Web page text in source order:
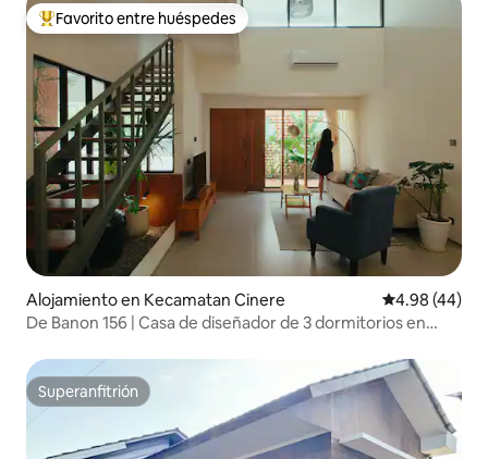
Favorito entre huéspedes preferido
Favorito entre huéspedes
Alojamiento en Kecamatan Cinere Calificación
4.98 (44)
De Banon 156 | Casa de diseñador de 3 dormitorios en
Superanfitrión
Superanfitrión